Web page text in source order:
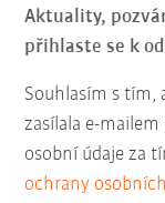
Aktuality,
přihlaste se k
Souhlasím s tím,
zasílala e-
osobní údaje za
ochrany